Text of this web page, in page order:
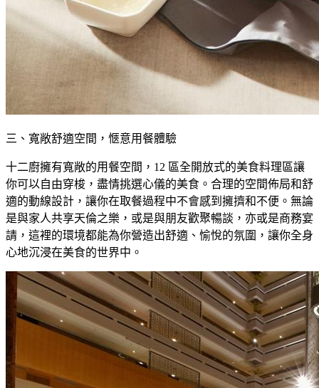
三、寬敞舒適空間，愜意用餐體驗
十二廚擁有寬敞的用餐空間，12 區全開放式的美食料理區讓
你可以自由穿梭，盡情挑選心儀的美食。合理的空間佈局和舒
適的動線設計，讓你在取餐過程中不會感到擁擠和不便。無論
是與家人共享天倫之樂，或是與朋友歡聚暢談，亦或是商務宴
請，這裡的環境都能為你營造出舒適、愉悅的氛圍，讓你全身
心地沉浸在美食的世界中。